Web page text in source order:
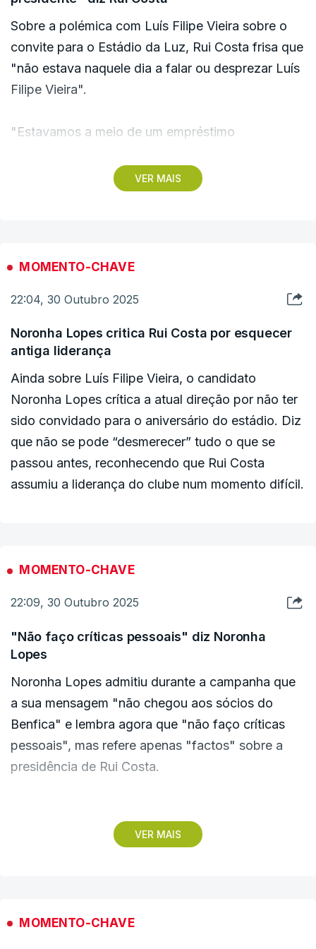
VER MAIS
Sobre a polémica com Luís Filipe Vieira sobre o
convite para o Estádio da Luz, Rui Costa frisa que
"não estava naquele dia a falar ou desprezar Luís
Filipe Vieira".
"Estavamos a meio de um empréstimo
na UEFA que ia cair, e o que importava naquele
dia era apenas mostrar ao mundo que o Benfica
processos que estavam envolvidos não era o
Vieira", explica.
"Era um momento em que o Benfica tinha de
apresentar um presidente olhando para a frente e
não olhando para trás", justifica.
Rui Costa rejeita a ideia de que tenha de se
reconciliar com Luís Felipe Vieira, "já estamos a
momento?", questiona.
referindo ter ficado "magoado" com "coisas que
se passaram e não foram justas sequer".
MOMENTO-CHAVE
22:04, 30 Outubro 2025
Noronha Lopes critica Rui Costa por esquecer
antiga liderança
Ainda sobre Luís Filipe Vieira, o candidato
Noronha Lopes crítica a atual direção por não ter
sido convidado para o aniversário do estádio. Diz
que não se pode “desmerecer” tudo o que se
passou antes, reconhecendo que Rui Costa
assumiu a liderança do clube num momento difícil.
MOMENTO-CHAVE
22:09, 30 Outubro 2025
"Não faço críticas pessoais" diz Noronha
Lopes
VER MAIS
Noronha Lopes admitiu durante a campanha que
a sua mensagem "não chegou aos sócios do
Benfica" e lembra agora que "não faço críticas
pessoais", mas refere apenas "factos" sobre a
presidência de Rui Costa.
respeitosa, o segundo candidato mais votado na
primeira volta frisa que o que está em causa é
presidente do Benfica", como "ganhar, equilibrar
MOMENTO-CHAVE